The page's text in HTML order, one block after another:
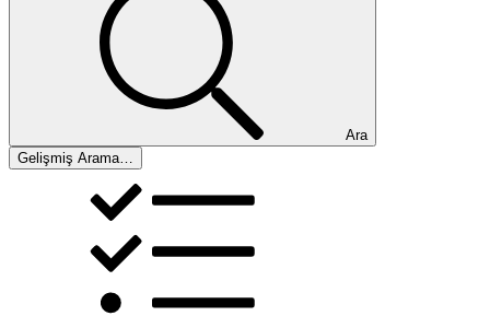
Ara
Gelişmiş Arama…